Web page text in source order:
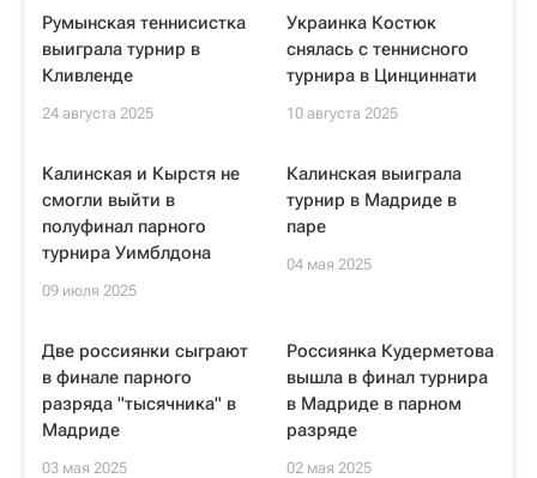
Румынская теннисистка
выиграла турнир в
Кливленде
24 августа 2025
Украинка Костюк
снялась с теннисного
турнира в Цинциннати
10 августа 2025
Калинская и Кырстя не
смогли выйти в
полуфинал парного
турнира Уимблдона
09 июля 2025
Калинская выиграла
турнир в Мадриде в
паре
04 мая 2025
Две россиянки сыграют
в финале парного
разряда "тысячника" в
Мадриде
03 мая 2025
Россиянка Кудерметова
вышла в финал турнира
в Мадриде в парном
разряде
02 мая 2025